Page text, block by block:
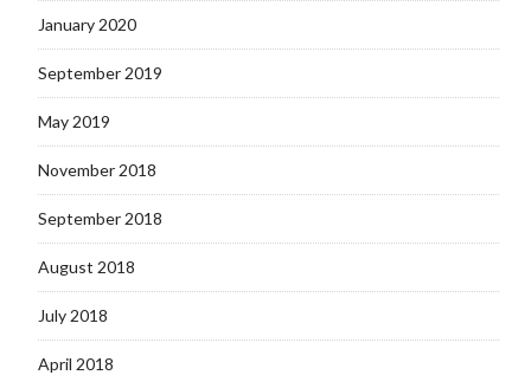
January 2020
September 2019
May 2019
November 2018
September 2018
August 2018
July 2018
April 2018